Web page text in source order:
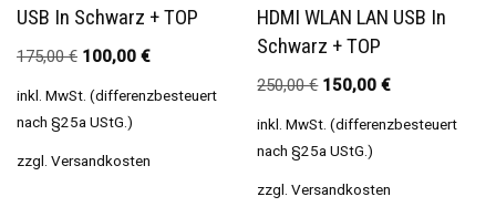
USB In Schwarz + TOP
175,00€ 100,00 €
inkl. MwSt. (differenzbesteuert
nach §25a UStG.)
zzgl. Versandkosten
HDMI WLAN LAN USB In
Schwarz + TOP
250,00€ 150,00€
inkl. MwSt. (differenzbesteuert
nach §25a UStG.)
zzgl.Versandkosten